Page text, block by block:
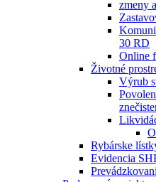
zmeny
30 RD
Online
Životné
Výrub
Rybárske
Evidencia